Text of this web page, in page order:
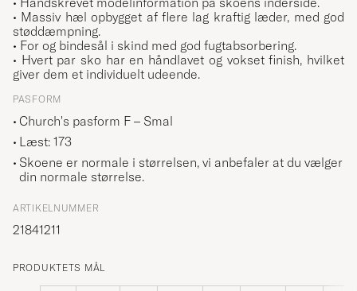
• Massiv hæl opbygget af flere lag kraftig læder, med god
støddæmpning.
• For og bindesål i skind med god fugtabsorbering.
• Hvert par sko har en håndlavet og vokset finish, hvilket
giver dem et individuelt udeende.
PASFORM
Church's pasform F – Smal
Læst: 173
Skoene er normale i størrelsen, vi anbefaler at du vælger
din normale størrelse.
ARTIKELNUMMER
21841211
PRODUKTETS MÅL